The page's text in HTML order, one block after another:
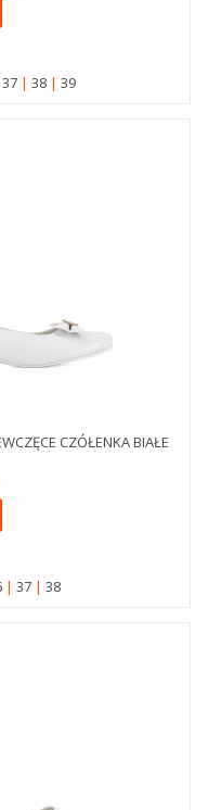
37 38 39
CZÓŁENKA BIAŁE
37 38